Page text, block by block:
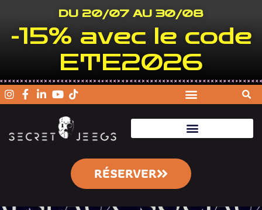
DU 20/07 AU 30/08
-15% avec le code
ETE2026
RÉSERVER